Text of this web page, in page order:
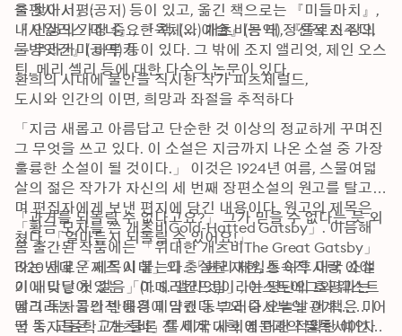
을 찾아서』(공저) 등이 있고, 옮긴 책으로는 『미들마치』,
『사일러스 마너』, 『육체와 예술』(공역), 『플로스 강의
물방앗간』(공역) 등이 있다. 그 밖에 조지 앨리엇, 제인 오스
틴, 메리 셸리 등에 대한 다수의 논문이 있다.
출판사 서평:
내 인생의 가장 중요한 책. (…) 개츠비는 내 정신적 지주다.
― 무라카미 하루키
환희의 시대에 불안을 직시한 작가 피츠제럴드,
도시와 인간의 이면, 희망과 좌절을 추적하다
「지금 새롭고 아름답고 단순한 것 이상의 정교하게 꾸며진
그 무엇을 쓰고 있다. 이 소설은 지금까지 나온 소설 중 가장
훌륭한 소설이 될 것이다.」 이것은 1924년 여름, 스물여덟
살의 젊은 작가가 자신의 세 번째 장편소설의 원고를 탈고하
며 편집자에게 보낸 편지에 담긴 내용이다. 원고의 제목은
「황금 모자를 쓴 개츠비Gold-Hatted Gatsby」. 이듬해
봄 출간된 작품에는 「위대한 개츠비The Great Gatsby」
라는 새로운 제목이 붙는다. 「헨리 제임스 이후 미국 소설
이 내디딘 첫 걸음」(T. S. 앨리엇)이라는 평단의 호평과는
달리 독자들의 반응은 미약했다. 그러나 오늘날 이 책은 미
국 중, 고등학교는 물론 전 세계 대학 영문과의 필독서이자
「과거를 되돌릴 수 없다고요?」 그가 믿을 수 없다는 듯 외
쳤다. 「얼마든지 되돌릴 수 있어요!」
1920년대 「재즈 시대」의 충실한 재현, 통속적 사랑 이야
기에 맞닿아 있는 「아메리칸드림」, 이스트에그와 웨스트
에그라는 공간적 배경에 담긴 동부와 중서부의 관계……. 어
떤 독자들은 「개츠비」를 미국 사회에 대한 적확한 예언으